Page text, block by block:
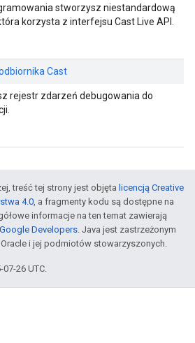
stworzysz niestandardową
korzysta z interfejsu Cast Live API.
Cast
rejestr zdarzeń debugowania do
treść tej strony jest objęta licencją Creative
4.0, a fragmenty kodu są dostępne na
informacje na ten temat zawierają
Developers. Java jest zastrzeżonym
i jej podmiotów stowarzyszonych.
26 UTC.